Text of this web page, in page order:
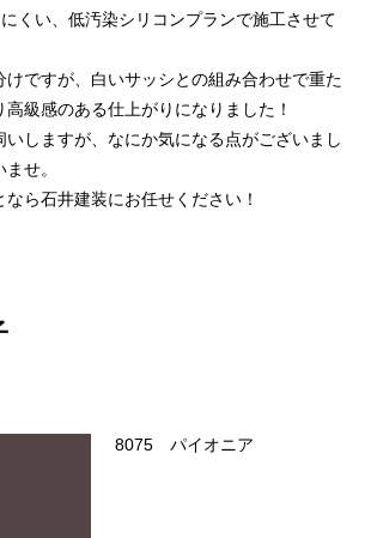
くい、低汚染シリコンプランで施工させて
けですが、白いサッシとの組み合わせで重た
高級感のある仕上がりになりました！
いしますが、なにか気になる点がございまし
せ。
ら石井建装にお任せください！
8075 パイオニア